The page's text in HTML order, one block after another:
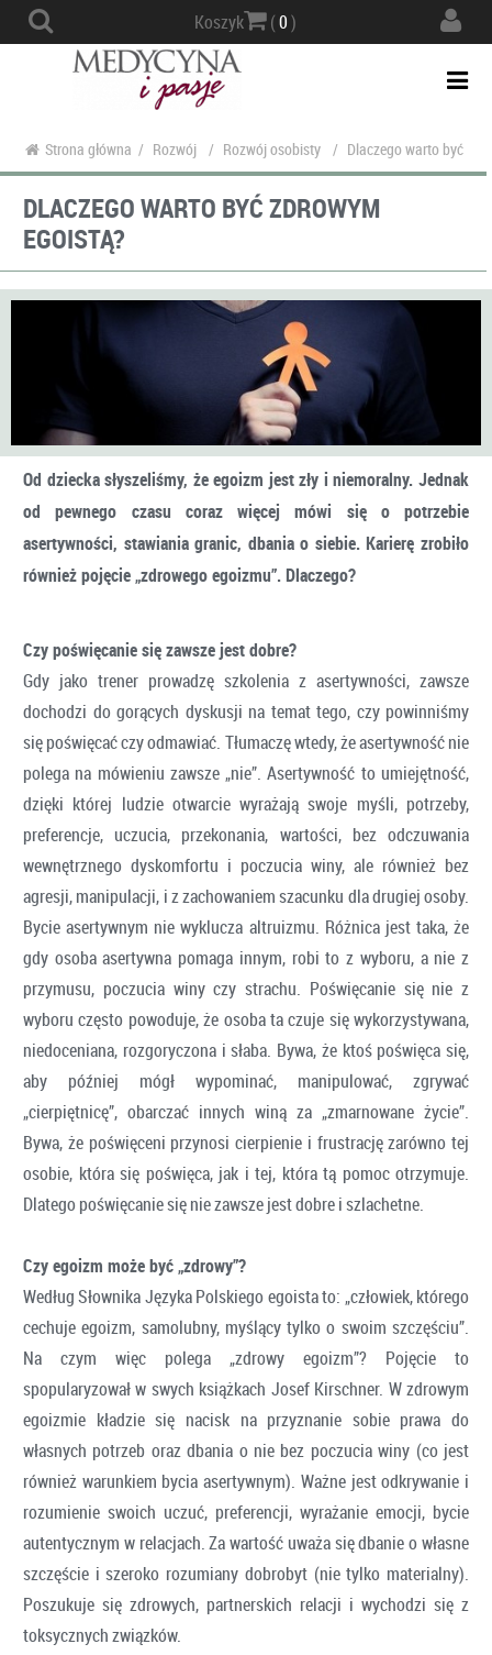
Koszyk (0)
Strona główna / Rozwój / Rozwój osobisty / Dlaczego warto być
DLACZEGO WARTO BYĆ ZDROWYM
EGOISTĄ?
Od dziecka słyszeliśmy, że egoizm jest zły i niemoralny. Jednak
od pewnego czasu coraz więcej mówi się o potrzebie
asertywności, stawiania granic, dbania o siebie. Karierę zrobiło
również pojęcie „zdrowego egoizmu”. Dlaczego?
Czy poświęcanie się zawsze jest dobre?
Gdy jako trener prowadzę szkolenia z asertywności, zawsze
dochodzi do gorących dyskusji na temat tego, czy powinniśmy
się poświęcać czy odmawiać. Tłumaczę wtedy, że asertywność nie
polega na mówieniu zawsze „nie”. Asertywność to umiejętność,
dzięki której ludzie otwarcie wyrażają swoje myśli, potrzeby,
preferencje, uczucia, przekonania, wartości, bez odczuwania
wewnętrznego dyskomfortu i poczucia winy, ale również bez
agresji, manipulacji, i z zachowaniem szacunku dla drugiej osoby.
Bycie asertywnym nie wyklucza altruizmu. Różnica jest taka, że
gdy osoba asertywna pomaga innym, robi to z wyboru, a nie z
przymusu, poczucia winy czy strachu. Poświęcanie się nie z
wyboru często powoduje, że osoba ta czuje się wykorzystywana,
niedoceniana, rozgoryczona i słaba. Bywa, że ktoś poświęca się,
aby później mógł wypominać, manipulować, zgrywać
„cierpiętnicę”, obarczać innych winą za „zmarnowane życie”.
Bywa, że poświęceni przynosi cierpienie i frustrację zarówno tej
osobie, która się poświęca, jak i tej, która tą pomoc otrzymuje.
Dlatego poświęcanie się nie zawsze jest dobre i szlachetne.
Czy egoizm może być „zdrowy”?
Według Słownika Języka Polskiego egoista to: „człowiek, którego
cechuje egoizm, samolubny, myślący tylko o swoim szczęściu”.
Na czym więc polega „zdrowy egoizm”? Pojęcie to
spopularyzował w swych książkach Josef Kirschner. W zdrowym
egoizmie kładzie się nacisk na przyznanie sobie prawa do
własnych potrzeb oraz dbania o nie bez poczucia winy (co jest
również warunkiem bycia asertywnym). Ważne jest odkrywanie i
rozumienie swoich uczuć, preferencji, wyrażanie emocji, bycie
autentycznym w relacjach. Za wartość uważa się dbanie o własne
szczęście i szeroko rozumiany dobrobyt (nie tylko materialny).
Poszukuje się zdrowych, partnerskich relacji i wychodzi się z
toksycznych związków.